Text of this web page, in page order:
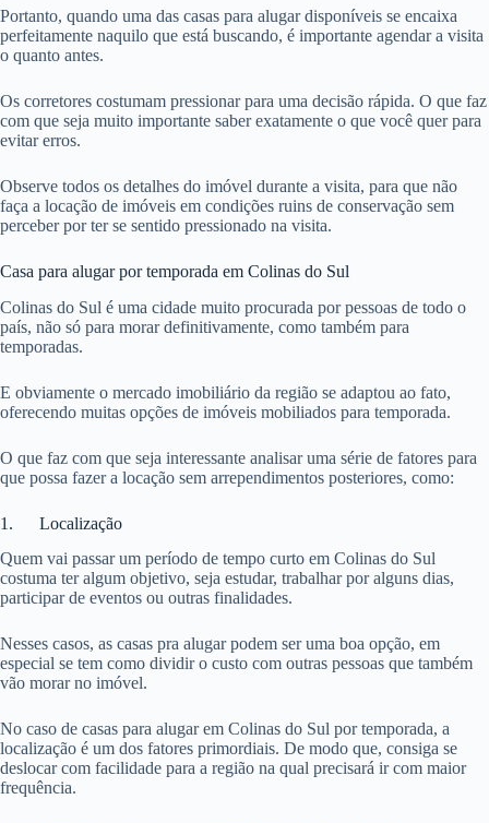
Portanto, quando uma das casas para alugar disponíveis se encaixa
perfeitamente naquilo que está buscando, é importante agendar a visita
o quanto antes.
Os corretores costumam pressionar para uma decisão rápida. O que faz
com que seja muito importante saber exatamente o que você quer para
evitar erros.
Observe todos os detalhes do imóvel durante a visita, para que não
faça a locação de imóveis em condições ruins de conservação sem
perceber por ter se sentido pressionado na visita.
Casa para alugar por temporada em Colinas do Sul
Colinas do Sul é uma cidade muito procurada por pessoas de todo o
país, não só para morar definitivamente, como também para
temporadas.
E obviamente o mercado imobiliário da região se adaptou ao fato,
oferecendo muitas opções de imóveis mobiliados para temporada.
O que faz com que seja interessante analisar uma série de fatores para
que possa fazer a locação sem arrependimentos posteriores, como:
1. Localização
Quem vai passar um período de tempo curto em Colinas do Sul
costuma ter algum objetivo, seja estudar, trabalhar por alguns dias,
participar de eventos ou outras finalidades.
Nesses casos, as casas pra alugar podem ser uma boa opção, em
especial se tem como dividir o custo com outras pessoas que também
vão morar no imóvel.
No caso de casas para alugar em Colinas do Sul por temporada, a
localização é um dos fatores primordiais. De modo que, consiga se
deslocar com facilidade para a região na qual precisará ir com maior
frequência.